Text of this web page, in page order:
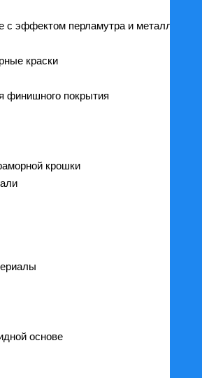
с эффектом перламутра и металлика
краски
финишного покрытия
крошки
основе